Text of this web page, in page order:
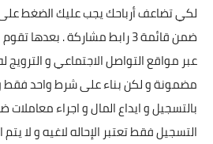
لكي تضاعف أرباحك يجب عليك الضغط
ضمن قائمة 3 رابط مشاركة .
عبر مواقع التواصل الاجتماعي و
مضمونة و لكن بناء على شرط واحد
بالتسجيل و ايداع المال و اجراء معاملات
التسجيل فقط تعتبر الإحاله لاغيه و لا